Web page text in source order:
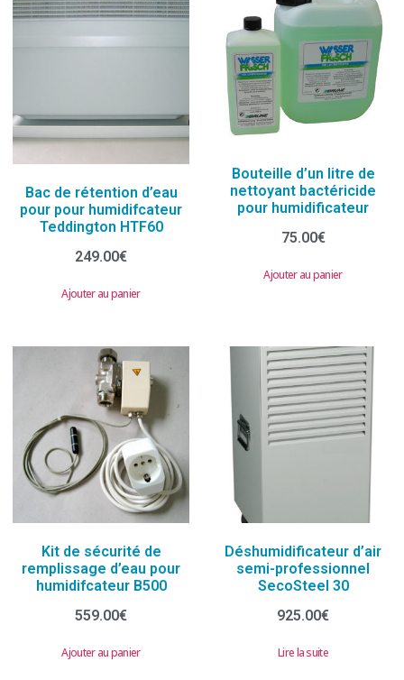
Bac de rétention d’eau
pour pour humidifcateur
Teddington HTF60
249.00€
Ajouter au panier
Bouteille d’un litre de
nettoyant bactéricide
pour humidificateur
75.00€
Ajouter au panier
Kit de sécurité de
remplissage d’eau pour
humidifcateur B500
559.00€
Ajouter au panier
Déshumidificateur d’air
semi-professionnel
SecoSteel 30
925.00€
Lire la suite